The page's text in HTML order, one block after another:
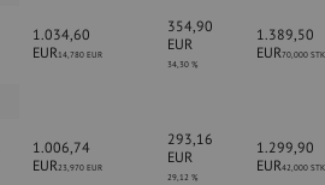
1.034,60
EUR14,780 EUR
354,90
EUR
34,30 %
1.389,50
EUR70,000 STK
1.006,74
EUR23,970 EUR
293,16
EUR
29,12 %
1.299,90
EUR42,000 STK